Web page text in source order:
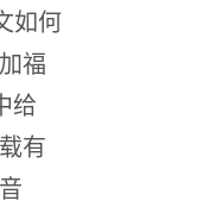
如何
福
给
有